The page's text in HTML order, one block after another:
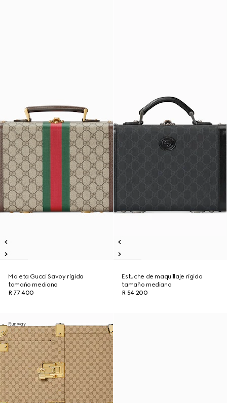
Maleta Gucci Savoy rígida
tamaño mediano
R 77 400
Estuche de maquillaje rígido
tamaño mediano
R 54 200
Runway